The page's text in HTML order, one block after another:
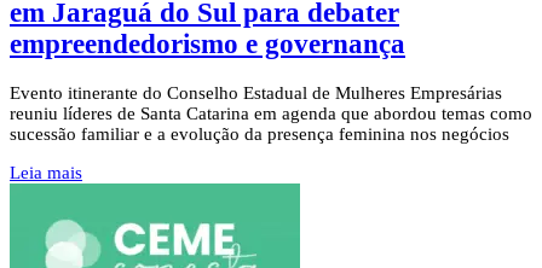
em Jaraguá do Sul para debater
empreendedorismo e governança
Evento itinerante do Conselho Estadual de Mulheres Empresárias
reuniu líderes de Santa Catarina em agenda que abordou temas como
sucessão familiar e a evolução da presença feminina nos negócios
Leia mais